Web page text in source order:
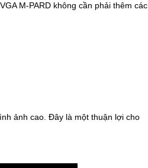
M-PARD không cần phải thêm các
ảnh cao. Đây là một thuận lợi cho